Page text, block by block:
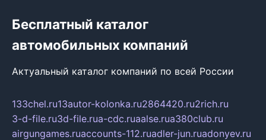
Бесплатный каталог
автомобильных компаний
Актуальный каталог компаний по всей России
133chel.ru13autor-kolonka.ru2864420.ru2rich.ru
3-d-file.ru3d-file.rua-cdc.ruaalse.rua380club.ru
airgungames.ruaccounts-112.ruadler-jun.ruadonyev.ru